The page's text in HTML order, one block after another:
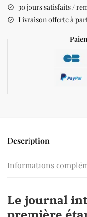
30 jours satisfaits /
Livraison offerte à
Description
Informations
Le journal